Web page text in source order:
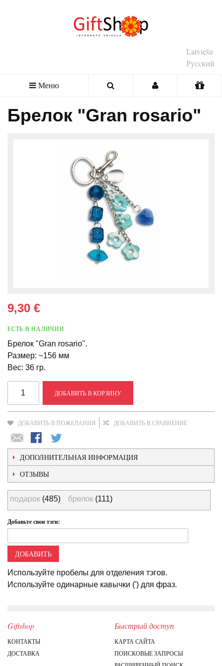
Latviešu
Русский
Меню
Брелок "Gran rosario"
9,30 €
ЕСТЬ В НАЛИЧИИ
Брелок "Gran rosario".
Размер: ~156 мм
Вес: 36 гр.
ДОБАВИТЬ В КОРЗИНУ
ДОБАВИТЬ В ПОЖЕЛАНИЯ ДОБАВИТЬ В СРАВНЕНИЕ
ДОПОЛНИТЕЛЬНАЯ ИНФОРМАЦИЯ
ОТЗЫВЫ
подарок (485) брелок (111)
Добавьте свои тэги:
ДОБАВИТЬ
Используйте пробелы для отделения тэгов.
Используйте одинарные кавычки (') для фраз.
Giftshop
КОНТАКТЫ
ДОСТАВКА
Быстрый доступ
КАРТА САЙТА
ПОИСКОВЫЕ ЗАПРОСЫ